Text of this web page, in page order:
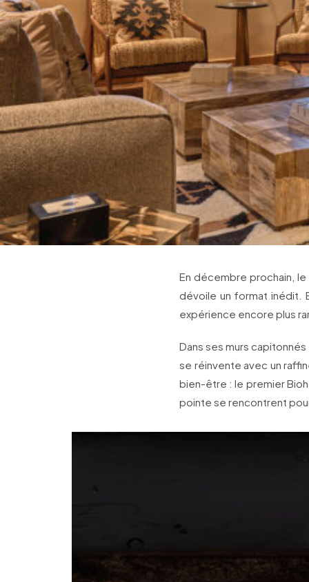
En décembre prochain,
dévoile un format inédit.
expérience encore plus
Dans ses murs
se réinvente avec un
bien-être : le premier
pointe se rencontrent